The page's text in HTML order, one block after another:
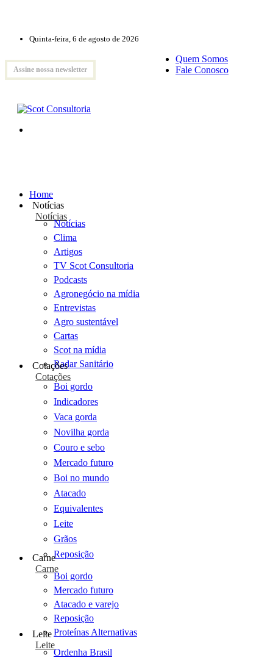
Quinta-feira, 6 de agosto de 2026
Assine nossa newsletter
Quem Somos
Fale Conosco
Home
Notícias
Notícias
Notícias
Clima
Artigos
TV Scot Consultoria
Podcasts
Agronegócio na mídia
Entrevistas
Agro sustentável
Cartas
Scot na mídia
Radar Sanitário
Cotações
Cotações
Boi gordo
Indicadores
Vaca gorda
Novilha gorda
Couro e sebo
Mercado futuro
Boi no mundo
Atacado
Equivalentes
Leite
Grãos
Reposição
Carne
Carne
Boi gordo
Mercado futuro
Atacado e varejo
Reposição
Proteínas Alternativas
Leite
Leite
Ordenha Brasil